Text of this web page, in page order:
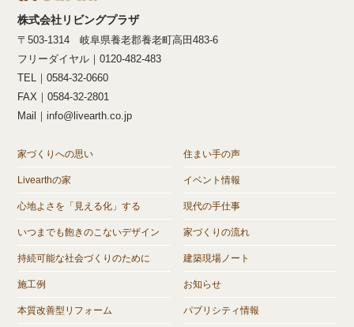
株式会社リビングプラザ
〒503-1314 岐阜県養老郡養老町高田483-6
フリーダイヤル｜0120-482-483
TEL｜0584-32-0660
FAX｜0584-32-2801
Mail｜info@livearth.co.jp
家づくりへの思い
Livearthの家
心地よさを「見える化」する
いつまでも飽きのこないデザイン
持続可能な社会づくりのために
施工例
本質改善型リフォーム
住まい手の声
イベント情報
現代の手仕事
家づくりの流れ
建築現場ノート
お知らせ
パブリシティ情報